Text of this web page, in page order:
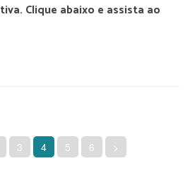
Clique abaixo e assista ao
3 4 5 6 >